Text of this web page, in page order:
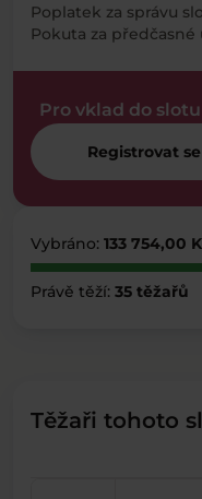
Poplatek za správu
Pokuta za
Pro vklad do
Registrovat se
Vybráno: 133 754,00
Právě těží: 35 těžařů
Těžaři tohoto